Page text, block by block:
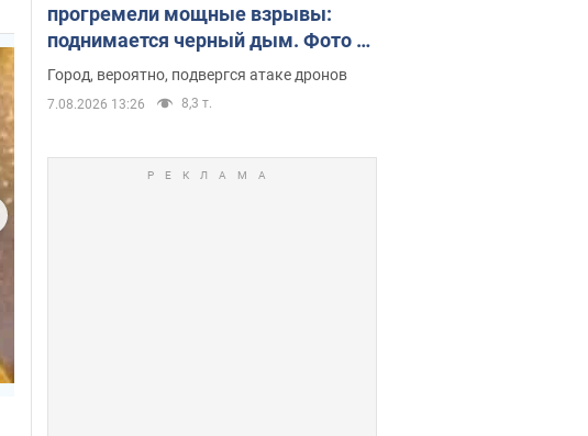
прогремели мощные взрывы:
поднимается черный дым. Фото и
видео
Город, вероятно, подвергся атаке дронов
7.08.2026 13:26 8,3 т.